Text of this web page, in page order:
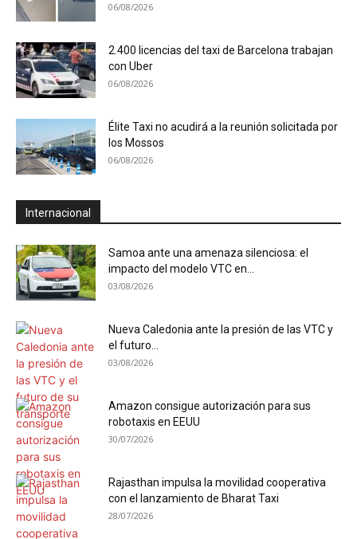
06/08/2026
2.400 licencias del taxi de Barcelona trabajan
con Uber
06/08/2026
Élite Taxi no acudirá a la reunión solicitada por
los Mossos
06/08/2026
Internacional
Samoa ante una amenaza silenciosa: el
impacto del modelo VTC en...
03/08/2026
Nueva Caledonia ante la presión de las VTC y
el futuro...
03/08/2026
Amazon consigue autorización para sus
robotaxis en EEUU
30/07/2026
Rajasthan impulsa la movilidad cooperativa
con el lanzamiento de Bharat Taxi
28/07/2026